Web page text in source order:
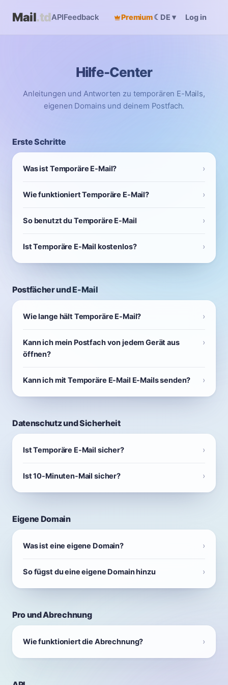
Mail.tdAPIFeedback Premium☾ DE ▾ Log in
Hilfe-Center
Anleitungen und Antworten zu temporären E-Mails,
eigenen Domains und deinem Postfach.
Erste Schritte
Was ist Temporäre E-Mail?
Wie funktioniert Temporäre E-Mail?
So benutzt du Temporäre E-Mail
Ist Temporäre E-Mail kostenlos?
Postfächer und E-Mail
Wie lange hält Temporäre E-Mail?
Kann ich mein Postfach von jedem Gerät aus
öffnen?
Kann ich mit Temporäre E-Mail E-Mails senden?
Datenschutz und Sicherheit
Ist Temporäre E-Mail sicher?
Ist 10-Minuten-Mail sicher?
Eigene Domain
Was ist eine eigene Domain?
So fügst du eine eigene Domain hinzu
Pro und Abrechnung
Wie funktioniert die Abrechnung?